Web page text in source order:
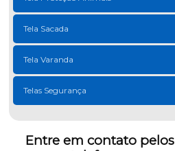
Tela Sacada
Tela Varanda
Telas Segurança
Entre em contato pelos